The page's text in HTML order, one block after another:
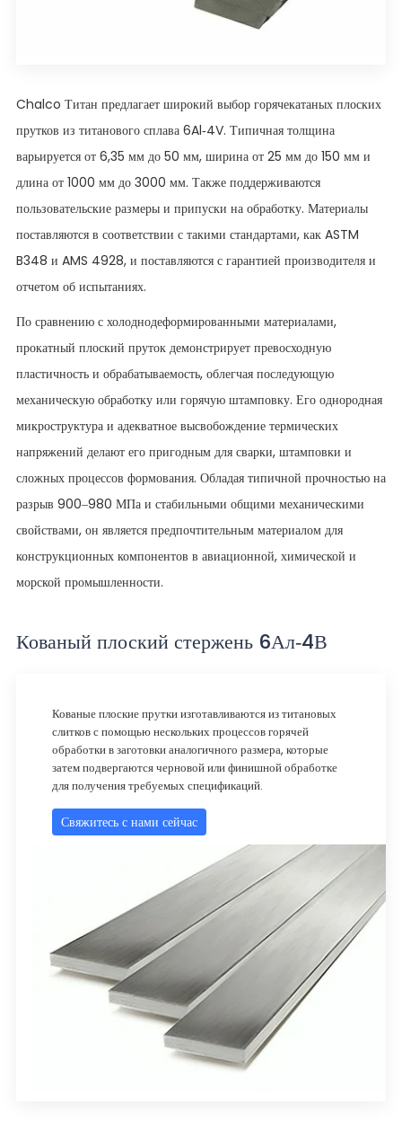
Chalco Титан предлагает широкий выбор горячекатаных плоских
прутков из титанового сплава 6Al-4V. Типичная толщина
варьируется от 6,35 мм до 50 мм, ширина от 25 мм до 150 мм и
длина от 1000 мм до 3000 мм. Также поддерживаются
пользовательские размеры и припуски на обработку. Материалы
поставляются в соответствии с такими стандартами, как ASTM
B348 и AMS 4928, и поставляются с гарантией производителя и
отчетом об испытаниях.
По сравнению с холоднодеформированными материалами,
прокатный плоский пруток демонстрирует превосходную
пластичность и обрабатываемость, облегчая последующую
механическую обработку или горячую штамповку. Его однородная
микроструктура и адекватное высвобождение термических
напряжений делают его пригодным для сварки, штамповки и
сложных процессов формования. Обладая типичной прочностью на
разрыв 900–980 МПа и стабильными общими механическими
свойствами, он является предпочтительным материалом для
конструкционных компонентов в авиационной, химической и
морской промышленности.
Кованый плоский стержень 6Ал-4В
Кованые плоские прутки изготавливаются из титановых
слитков с помощью нескольких процессов горячей
обработки в заготовки аналогичного размера, которые
затем подвергаются черновой или финишной обработке
для получения требуемых спецификаций.
Свяжитесь с нами сейчас